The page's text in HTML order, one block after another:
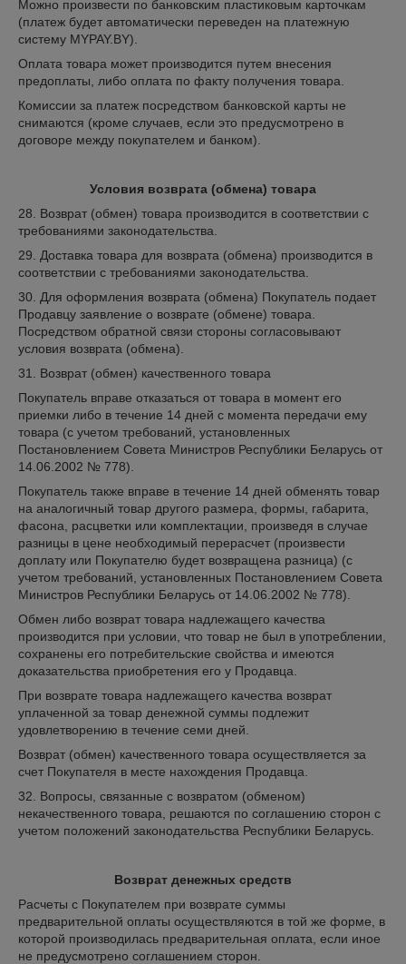
Можно произвести по банковским пластиковым карточкам
(платеж будет автоматически переведен на платежную
систему MYPAY.BY).
Оплата товара может производится путем внесения
предоплаты, либо оплата по факту получения товара.
Комиссии за платеж посредством банковской карты не
снимаются (кроме случаев, если это предусмотрено в
договоре между покупателем и банком).
Условия возврата (обмена) товара
28. Возврат (обмен) товара производится в соответствии с
требованиями законодательства.
29. Доставка товара для возврата (обмена) производится в
соответствии с требованиями законодательства.
30. Для оформления возврата (обмена) Покупатель подает
Продавцу заявление о возврате (обмене) товара.
Посредством обратной связи стороны согласовывают
условия возврата (обмена).
31. Возврат (обмен) качественного товара
Покупатель вправе отказаться от товара в момент его
приемки либо в течение 14 дней с момента передачи ему
товара (с учетом требований, установленных
Постановлением Совета Министров Республики Беларусь от
14.06.2002 № 778).
Покупатель также вправе в течение 14 дней обменять товар
на аналогичный товар другого размера, формы, габарита,
фасона, расцветки или комплектации, произведя в случае
разницы в цене необходимый перерасчет (произвести
доплату или Покупателю будет возвращена разница) (с
учетом требований, установленных Постановлением Совета
Министров Республики Беларусь от 14.06.2002 № 778).
Обмен либо возврат товара надлежащего качества
производится при условии, что товар не был в употреблении,
сохранены его потребительские свойства и имеются
доказательства приобретения его у Продавца.
При возврате товара надлежащего качества возврат
уплаченной за товар денежной суммы подлежит
удовлетворению в течение семи дней.
Возврат (обмен) качественного товара осуществляется за
счет Покупателя в месте нахождения Продавца.
32. Вопросы, связанные с возвратом (обменом)
некачественного товара, решаются по соглашению сторон с
учетом положений законодательства Республики Беларусь.
Возврат денежных средств
Расчеты с Покупателем при возврате суммы
предварительной оплаты осуществляются в той же форме, в
которой производилась предварительная оплата, если иное
не предусмотрено соглашением сторон.